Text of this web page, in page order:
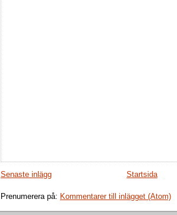
Senaste inlägg Startsida
Prenumerera på: Kommentarer till inlägget (Atom)